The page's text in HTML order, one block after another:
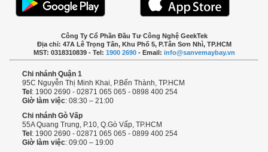
Công Ty Cổ Phần Đầu Tư Công Nghệ GeekTek
Địa chỉ: 47A Lê Trọng Tấn, Khu Phố 5, P.Tân Sơn Nhì, TP.HCM
MST: 0318310839 - Tel: 1900 2690- Email: info@sanvemaybay.vn
Chi nhánh Quận 1
95C Nguyễn Thị Minh Khai, P.Bến Thành, TP.HCM
Tel: 1900 2690 - 02871 065 065 - 0898 400 254
Giờ làm việc: 08:30 – 21:00
Chi nhánh Gò Vấp
55A Quang Trung, P.10, Q.Gò Vấp, TP.HCM
Tel: 1900 2690 - 02871 065 065 - 0899 400 254
Giờ làm việc: 09:00 – 19:00